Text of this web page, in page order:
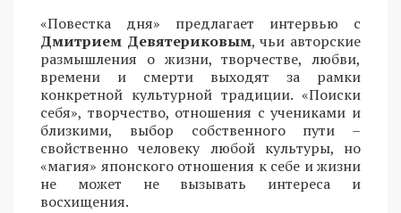
«Повестка дня» предлагает интервью с
Дмитрием Девятериковым, чьи авторские
размышления о жизни, творчестве, любви,
времени и смерти выходят за рамки
конкретной культурной традиции. «Поиски
себя», творчество, отношения с учениками и
близкими, выбор собственного пути –
свойственно человеку любой культуры, но
«магия» японского отношения к себе и жизни
не может не вызывать интереса и
восхищения.